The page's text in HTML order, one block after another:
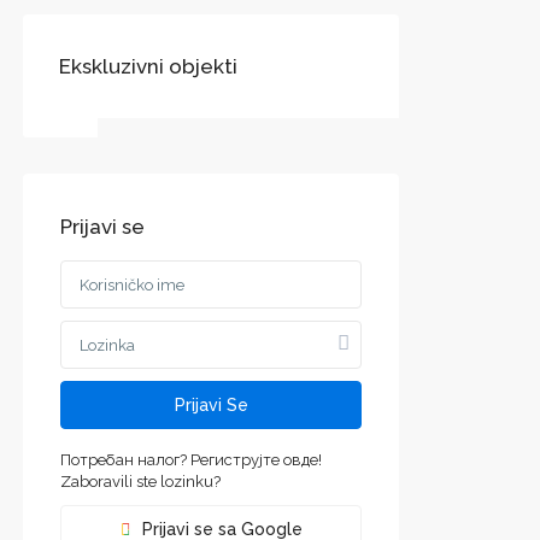
Ekskluzivni objekti
Prijavi se
Prijavi Se
Потребан налог? Региструјте овде!
Zaboravili ste lozinku?
Prijavi se sa Google